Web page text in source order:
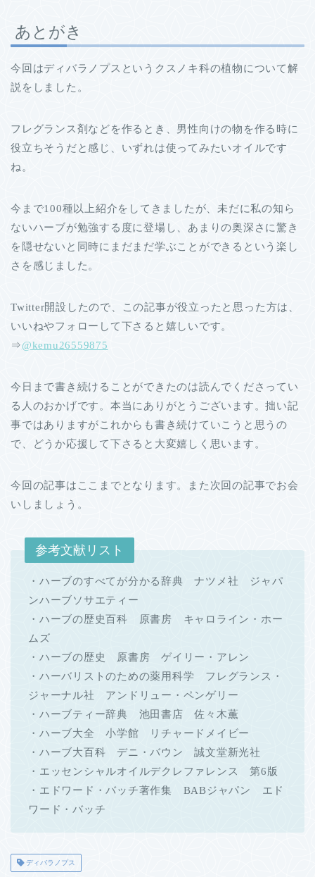
あとがき
今回はディバラノプスというクスノキ科の植物について解
説をしました。
フレグランス剤などを作るとき、男性向けの物を作る時に
役立ちそうだと感じ、いずれは使ってみたいオイルです
ね。
今まで100種以上紹介をしてきましたが、未だに私の知ら
ないハーブが勉強する度に登場し、あまりの奥深さに驚き
を隠せないと同時にまだまだ学ぶことができるという楽し
さを感じました。
Twitter開設したので、この記事が役立ったと思った方は、
いいねやフォローして下さると嬉しいです。
⇒@kemu26559875
今日まで書き続けることができたのは読んでくださってい
る人のおかげです。本当にありがとうございます。拙い記
事ではありますがこれからも書き続けていこうと思うの
で、どうか応援して下さると大変嬉しく思います。
今回の記事はここまでとなります。また次回の記事でお会
いしましょう。
参考文献リスト
・ハーブのすべてが分かる辞典 ナツメ社 ジャパ
ンハーブソサエティー
・ハーブの歴史百科 原書房 キャロライン・ホー
ムズ
・ハーブの歴史 原書房 ゲイリー・アレン
・ハーバリストのための薬用科学 フレグランス・
ジャーナル社 アンドリュー・ペンゲリー
・ハーブティー辞典 池田書店 佐々木薫
・ハーブ大全 小学館 リチャードメイビー
・ハーブ大百科 デニ・バウン 誠文堂新光社
・エッセンシャルオイルデクレファレンス 第6版
・エドワード・バッチ著作集 BABジャパン エド
ワード・バッチ
ディバラノプス